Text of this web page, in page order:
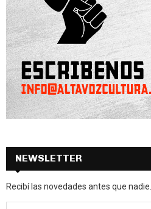
NEWSLETTER
Recibí las novedades antes que nadie...